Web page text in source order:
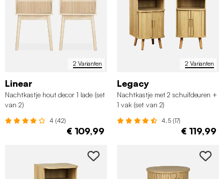
2 Varianten
Linear
Nachtkastje hout decor 1 lade (set
van 2)
4 (42)
€ 109,99
2 Varianten
Legacy
Nachtkastje met 2 schuifdeuren +
1 vak (set van 2)
4.5 (17)
€ 119,99